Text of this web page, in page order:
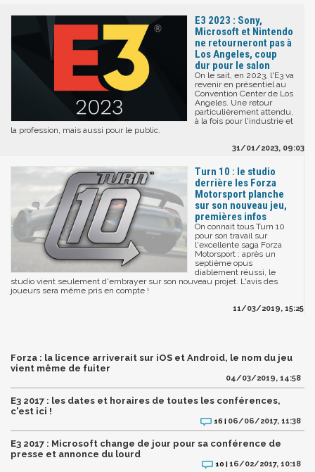
E3 2023 : Sony,
Microsoft et Nintendo
ne retourneront pas à
Los Angeles, coup
dur pour le salon
On le sait, en 2023, l'E3 va
revenir en présentiel au
Convention Center de Los
Angeles. Une retour
particulièrement attendu,
à la fois pour l'industrie et
la profession, mais aussi pour le public.
31/01/2023, 09:03
Turn 10 : le studio
derrière les Forza
Motorsport planche
sur son nouveau jeu,
premières infos
On connait tous Turn 10
pour son travail sur
l'excellente saga Forza
Motorsport : après un
septième opus
diablement réussi, le
studio vient seulement d'embrayer sur son nouveau projet. L'avis des
joueurs sera même pris en compte !
11/03/2019, 15:25
Forza : la licence arriverait sur iOS et Android, le nom du jeu
vient même de fuiter
04/03/2019, 14:58
E3 2017 : les dates et horaires de toutes les conférences,
c'est ici !
16 | 06/06/2017, 11:38
E3 2017 : Microsoft change de jour pour sa conférence de
presse et annonce du lourd
10 |16/02/2017, 10:18